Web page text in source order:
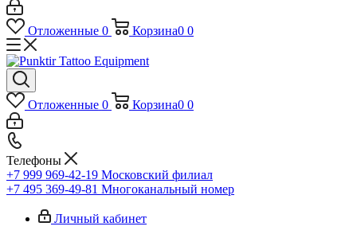
Отложенные 0 Корзина0 0
Отложенные 0 Корзина0 0
Телефоны
+7 999 969-42-19 Московский филиал
+7 495 369-49-81 Многоканальный номер
Личный кабинет